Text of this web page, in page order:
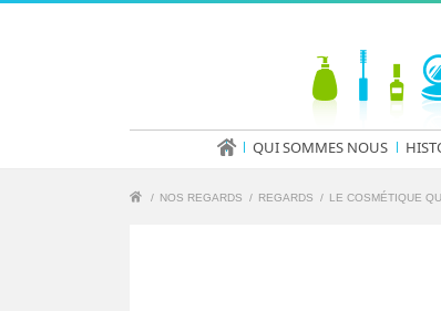
QUI SOMMES NOUS
/ NOS REGARDS / REGARDS / LE COSMÉTIQUE